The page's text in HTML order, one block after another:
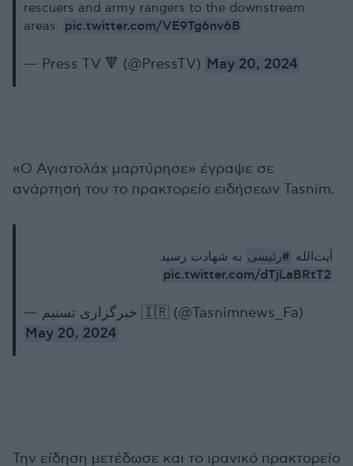
rescuers and army rangers to the downstream
areas. pic.twitter.com/VE9Tg6nv6B
— Press TV 🔻 (@PressTV) May 20, 2024
«Ο Αγιατολάχ μαρτύρησε» έγραψε σε
ανάρτησή του το πρακτορείο ειδήσεων Tasnim.
آیت‌الله #رئیسی به شهادت رسید
pic.twitter.com/dTjLaBRtT2
— خبرگزاری تسنیم 🇮🇷 (@Tasnimnews_Fa)
May 20, 2024
Την είδηση μετέδωσε και τo ιρανικό πρακτορείο